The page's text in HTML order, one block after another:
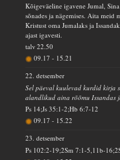
Kõigeväeline igavene Jumal,
sõnades ja nägemises. Aita meid
Kristust oma Jumalaks ja
ajast igavesti.
talv 22.50
09.17- 15.21
22. detsember
Sel päeval kuulevad kurdid kirja
alandlikud aina rõõmu Issandas
Ps 14;Js 35:1-2;Hb 6:7-12
09.17- 15.22
23. detsember
Ps 102:2-19;2Sm 7:1-5,11b-